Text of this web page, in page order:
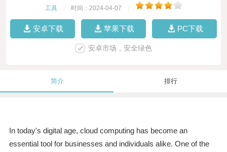
工具 时间：2024-04-07
安卓下载 苹果下载 PC下载
安卓市场，安全绿色
简介 排行
In today's digital age, cloud computing has become an
essential tool for businesses and individuals alike. One of the